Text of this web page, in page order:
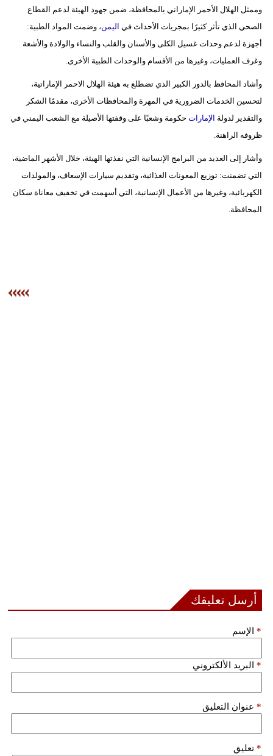
وممثل الهلال الأحمر الإماراتي بالمحافظة، ضمن جهود الهيئة لدعم القطاع
الصحي الذي تأثر كثيرًا بمجريات الأحداث في اليمن، وضمت المواد الطبية:
أجهزة لدعم وحدات غسيل الكلى والأسنان والقلب والنساء والولادة والأشعة
وغرف العمليات، وغيرها من الأقسام والوحدات الطبية الأخرى.
وأشاد المحافظ بالدور الكبير الذي تضطلع به هيئة الهلال الاحمر الإماراتية،
لتحسين الخدمات الضرورية في المهرة والمحافظات الأخرى، مقدمًا الشكر
والتقدير لدولة الإمارات حكومة وشعبًا على وقفتها الأصيلة مع الشعب اليمني في
ظروفه الراهنة.
وأشار إلى العديد من البرامج الإنسانية التي نفذتها الهيئة، خلال الأشهر الماضية،
التي تضمنت: توزيع المعونات الغذائية، وتقديم سيارات الإسعاف، والمولدات
الكهربائية، وغيرها من الأعمال الإنسانية، التي أسهمت في تخفيف معاناة سكان
المحافظة.
أرسل تعليقك
الإسم *
البريد الألكتروني *
عنوان التعليق *
تعليق *